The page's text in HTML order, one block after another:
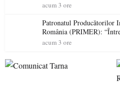
acum 3 ore
Patronatul Producătorilor
România (PRIMER):
electrică a fabricilor de
acum 3 ore